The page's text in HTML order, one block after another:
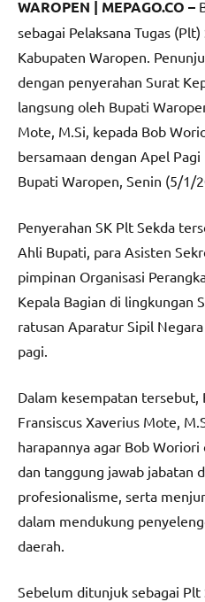
WAROPEN | MEPAGO.CO –
sebagai Pelaksana Tugas
Kabupaten Waropen.
dengan penyerahan Surat
langsung oleh Bupati
Mote, M.Si, kepada Bob
bersamaan dengan Apel
Bupati Waropen, Senin (5/1/
Penyerahan SK Plt Sekda
Ahli Bupati, para Asisten
pimpinan Organisasi
Kepala Bagian di lingkungan
ratusan Aparatur Sipil
pagi.
Dalam kesempatan tersebut,
Fransiscus Xaverius Mote,
harapannya agar Bob
dan tanggung jawab jabatan
profesionalisme, serta
dalam mendukung
daerah.
Sebelum ditunjuk sebagai Plt